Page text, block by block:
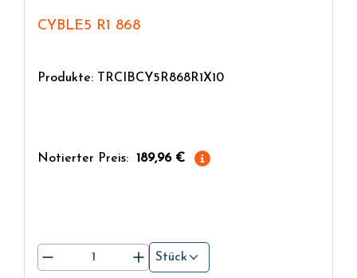
CYBLE5 R1 868
Produkte: TRCIBCY5R868R1X10
Notierter Preis: 189,96 €
Stück